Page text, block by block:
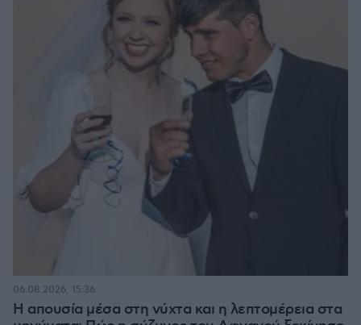
Η απουσία μέσα στη νύχτα και η λεπτομέρεια στα
06.08.2026, 15:36